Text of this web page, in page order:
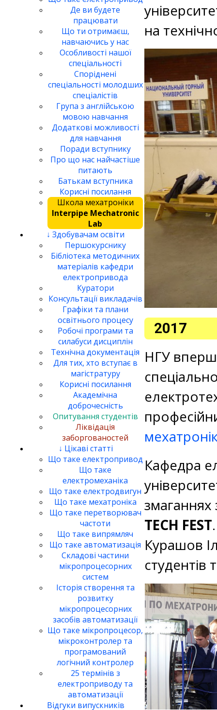
Де ви будете
працювати
Що ти отримаєш,
навчаючись у нас
Особливості нашої
спеціальності
Споріднені
спеціальності молодших
спеціалістів
Група з англійською
мовою навчання
Додаткові можливості
для навчання
Поради вступнику
Про що нас найчастіше
питають
Батькам вступника
Корисні посилання
Школа мехатроніки
Interpipe Mechatronic
Lab
↓ Здобувачам освіти
Першокурснику
Бібліотека методичних
матеріалів кафедри
електропривода
Куратори
Консультації викладачів
Графіки та плани
освітнього процесу
Робочі програми та
силабуси дисциплін
Технічна документація
Для тих, хто вступає в
магістратуру
Корисні посилання
Академічна
доброчесність
Опитування студентів
Ліквідація
заборгованостей
↓ Цікаві статті
Що таке електропривод
Що таке
електромеханіка
Що таке електродвигун
Що таке мехатроніка
Що таке перетворювач
частоти
Що таке випрямляч
Що таке автоматизація
Складові частини
мікропроцесорних
систем
Історія створення та
розвитку
мікропроцесорних
засобів автоматизації
Що таке мікропроцесор,
мікроконтролер та
програмований
логічний контролер
25 термінів з
електроприводу та
автоматизації
Відгуки випускників
на
2017
НГУ
Кафедра
змаганнях
TECH FEST
Курашов
студентів